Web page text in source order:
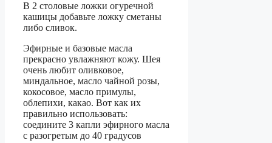
В 2 столовые ложки огуречной
кашицы добавьте ложку сметаны
либо сливок.
Эфирные и базовые масла
прекрасно увлажняют кожу. Шея
очень любит оливковое,
миндальное, масло чайной розы,
кокосовое, масло примулы,
облепихи, какао. Вот как их
правильно использовать:
соедините 3 капли эфирного масла
с разогретым до 40 градусов